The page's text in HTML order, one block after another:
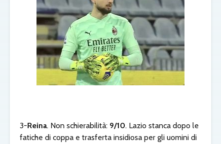
3-Reina. Non schierabilità: 9/10. Lazio stanca dopo le
fatiche di coppa e trasferta insidiosa per gli uomini di